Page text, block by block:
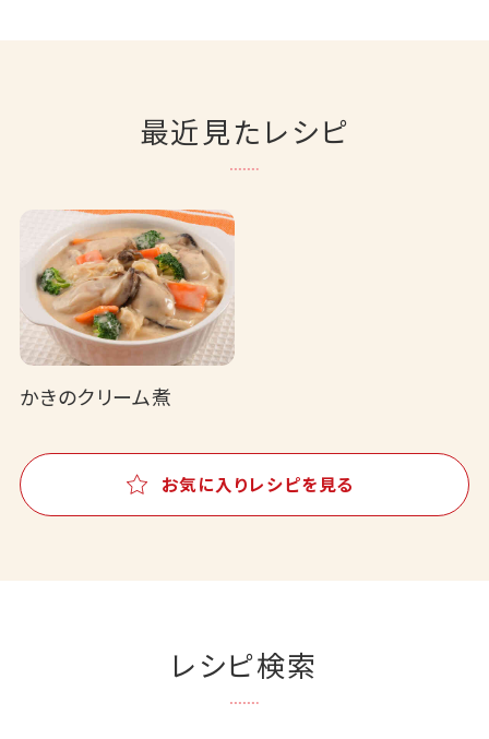
最近見たレシピ
かきのクリーム煮
お気に入りレシピを見る
レシピ検索